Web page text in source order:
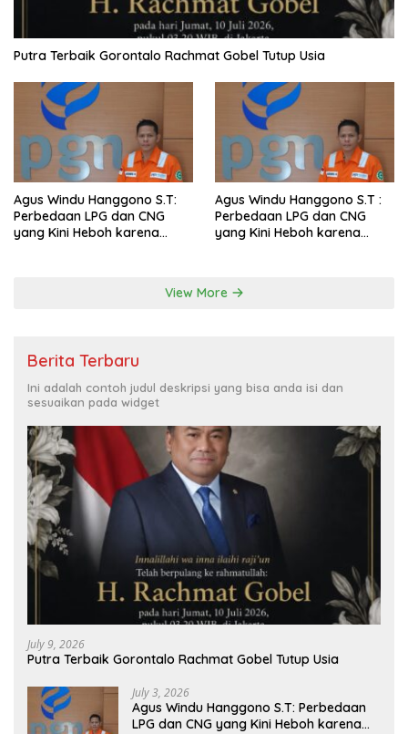
Putra Terbaik Gorontalo Rachmat Gobel Tutup Usia
Agus Windu Hanggono S.T:
Perbedaan LPG dan CNG
yang Kini Heboh karena
Agus Windu Hanggono S.T :
Perbedaan LPG dan CNG
yang Kini Heboh karena
View More
Berita Terbaru
Ini adalah contoh judul deskripsi yang bisa anda isi dan
sesuaikan pada widget
July 9, 2026
Putra Terbaik Gorontalo Rachmat Gobel Tutup Usia
July 3, 2026
Agus Windu Hanggono S.T: Perbedaan
LPG dan CNG yang Kini Heboh karena